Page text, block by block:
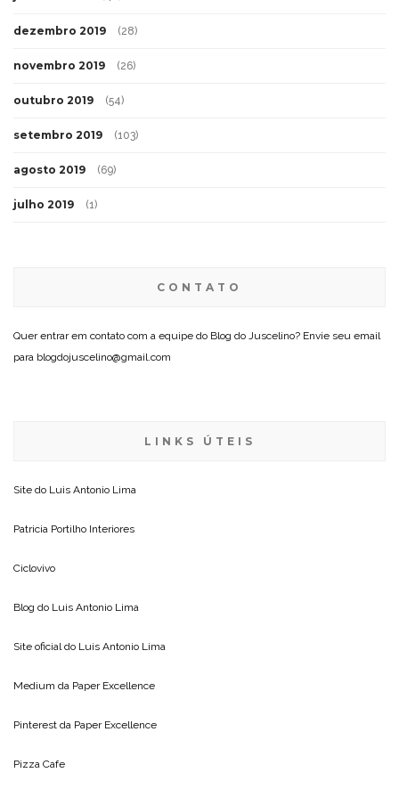
dezembro 2019 (28)
novembro 2019 (26)
outubro 2019 (54)
setembro 2019 (103)
agosto 2019 (69)
julho 2019 (1)
CONTATO
Quer entrar em contato com a equipe do Blog do Juscelino? Envie seu email
para blogdojuscelino@gmail.com
LINKS ÚTEIS
Site do Luis Antonio Lima
Patricia Portilho Interiores
Ciclovivo
Blog do Luis Antonio Lima
Site oficial do Luis Antonio Lima
Medium da Paper Excellence
Pinterest da Paper Excellence
Pizza Cafe